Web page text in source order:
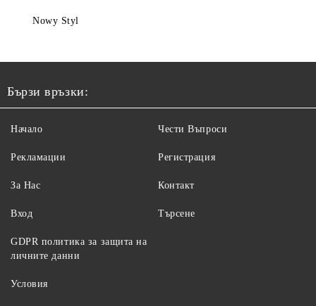
Nowy Styl
Бързи връзки:
Начало
Рекламации
За Нас
Вход
Чести Въпроси
Регистрация
Контакт
Търсене
GDPR политика за защита на
личните данни
Условия